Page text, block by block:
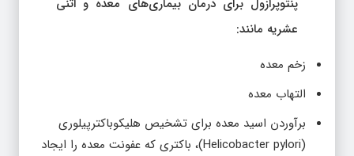
پنتوپرازول برای درمان بیماری‌های معده و اثنی
عشریه مانند:
زخم معده
التهاب معده
برآوردن اسید معده برای تشخیص هلیکوباکترپیلوری
(Helicobacter pylori)، باکتری که عفونت معده را ایجاد